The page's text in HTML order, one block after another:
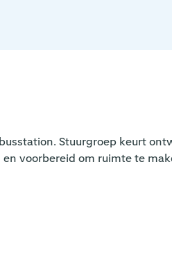
Stuurgroep keurt
voorbereid om ruimte te